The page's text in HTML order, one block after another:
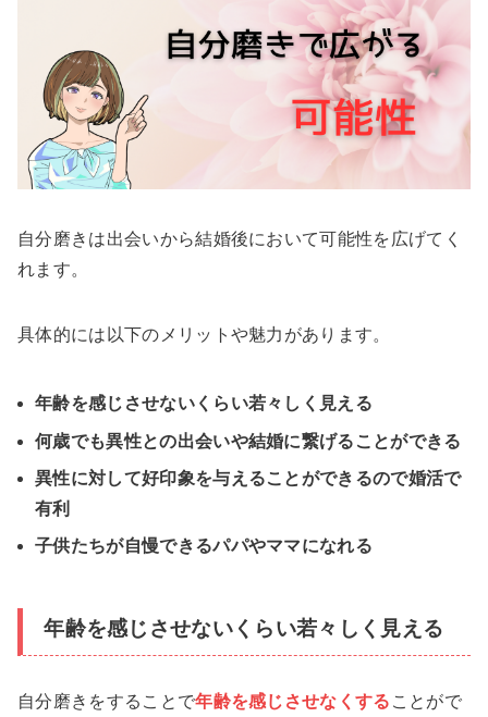
自分磨きは出会いから結婚後において可能性を広げてく
れます。
具体的には以下のメリットや魅力があります。
年齢を感じさせないくらい若々しく見える
何歳でも異性との出会いや結婚に繋げることができる
異性に対して好印象を与えることができるので婚活で
有利
子供たちが自慢できるパパやママになれる
年齢を感じさせないくらい若々しく見える
自分磨きをすることで年齢を感じさせなくする ことがで